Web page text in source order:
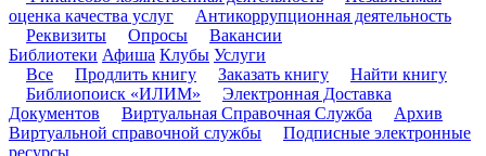
оценка качества услуг
Антикоррупционная деятельность
Реквизиты
Опросы
Вакансии
Библиотеки Афиша Клубы Услуги
Все
Продлить книгу Заказать книгу
Найти книгу
Библиопоиск «ИЛИМ»
Электронная Доставка
Документов
Виртуальная Справочная Служба
Архив
Виртуальной справочной службы
Подписные электронные